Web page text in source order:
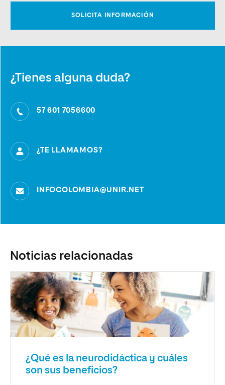
¿Tienes alguna duda?
57 601 7056600
¿TE LLAMAMOS?
INFOCOLOMBIA@UNIR.NET
Noticias relacionadas
¿Qué es la neurodidáctica y cuáles
son sus beneficios?